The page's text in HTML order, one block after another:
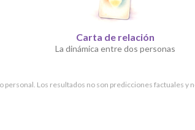
Carta de relación
La dinámica entre dos personas
Los resultados no son predicciones factuales y